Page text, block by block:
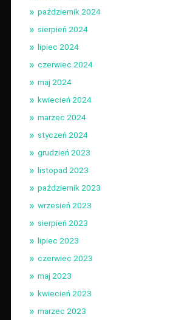
październik 2024
sierpień 2024
lipiec 2024
czerwiec 2024
maj 2024
kwiecień 2024
marzec 2024
styczeń 2024
grudzień 2023
listopad 2023
październik 2023
wrzesień 2023
sierpień 2023
lipiec 2023
czerwiec 2023
maj 2023
kwiecień 2023
marzec 2023